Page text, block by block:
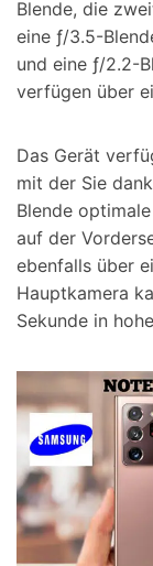
Blende, die
eine ƒ/3.5-
und eine ƒ/2.2-
verfügen über
Das Gerät
mit der Sie
Blende
auf der
ebenfalls über
Hauptkamera
Sekunde in